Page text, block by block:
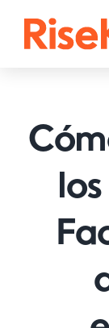
TikTok
Facebook
Twitter